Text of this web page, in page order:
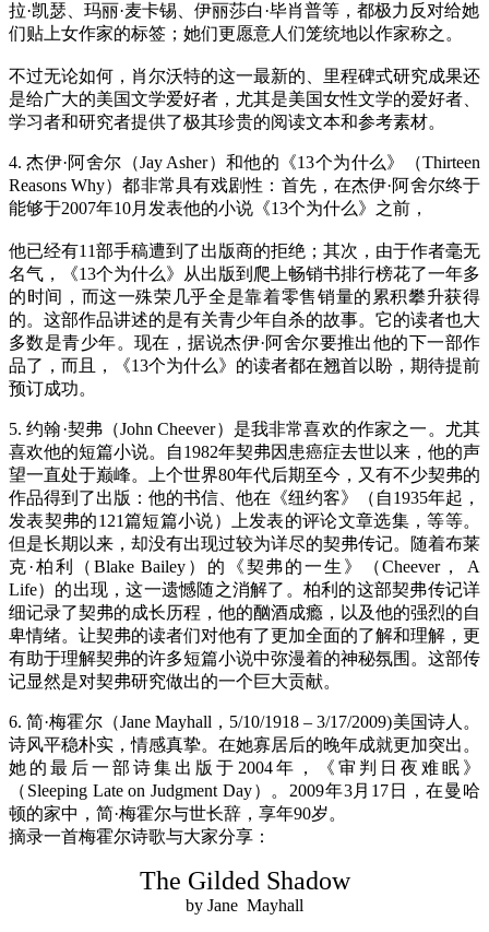
拉·凯瑟、玛丽·麦卡锡、伊丽莎白·毕肖普等，都极力反对给她
们贴上女作家的标签；她们更愿意人们笼统地以作家称之。
不过无论如何，肖尔沃特的这一最新的、里程碑式研究成果还
是给广大的美国文学爱好者，尤其是美国女性文学的爱好者、
学习者和研究者提供了极其珍贵的阅读文本和参考素材。
4. 杰伊·阿舍尔（Jay Asher）和他的《13个为什么》（Thirteen
Reasons Why）都非常具有戏剧性：首先，在杰伊·阿舍尔终于
能够于2007年10月发表他的小说《13个为什么》之前，
他已经有11部手稿遭到了出版商的拒绝；其次，由于作者毫无
名气，《13个为什么》从出版到爬上畅销书排行榜花了一年多
的时间，而这一殊荣几乎全是靠着零售销量的累积攀升获得
的。这部作品讲述的是有关青少年自杀的故事。它的读者也大
多数是青少年。现在，据说杰伊·阿舍尔要推出他的下一部作
品了，而且，《13个为什么》的读者都在翘首以盼，期待提前
预订成功。
5. 约翰·契弗（John Cheever）是我非常喜欢的作家之一。尤其
喜欢他的短篇小说。自1982年契弗因患癌症去世以来，他的声
望一直处于巅峰。上个世界80年代后期至今，又有不少契弗的
作品得到了出版：他的书信、他在《纽约客》（自1935年起，
发表契弗的121篇短篇小说）上发表的评论文章选集，等等。
但是长期以来，却没有出现过较为详尽的契弗传记。随着布莱
克·柏利（Blake Bailey）的《契弗的一生》（Cheever， A
Life）的出现，这一遗憾随之消解了。柏利的这部契弗传记详
细记录了契弗的成长历程，他的酗酒成瘾，以及他的强烈的自
卑情绪。让契弗的读者们对他有了更加全面的了解和理解，更
有助于理解契弗的许多短篇小说中弥漫着的神秘氛围。这部传
记显然是对契弗研究做出的一个巨大贡献。
6. 简·梅霍尔（Jane Mayhall，5/10/1918 – 3/17/2009)美国诗人。
诗风平稳朴实，情感真挚。在她寡居后的晚年成就更加突出。
她的最后一部诗集出版于2004年，《审判日夜难眠》
（Sleeping Late on Judgment Day）。2009年3月17日，在曼哈
顿的家中，简·梅霍尔与世长辞，享年90岁。
摘录一首梅霍尔诗歌与大家分享：
The Gilded Shadow
by Jane Mayhall